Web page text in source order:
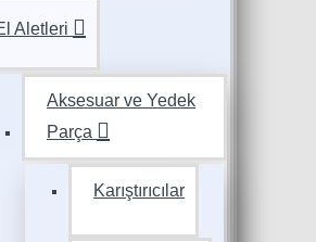
Aletleri
Aksesuar ve Yedek
Parça
Karıştırıcılar